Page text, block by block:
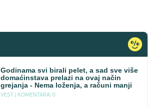
Godinama svi birali pelet, a sad sve više
domaćinstava prelazi na ovaj način
grejanja - Nema loženja, a računi manji
VEST | KOMENTARA: 0